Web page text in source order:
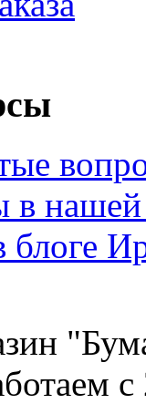
в нашей
блоге
с